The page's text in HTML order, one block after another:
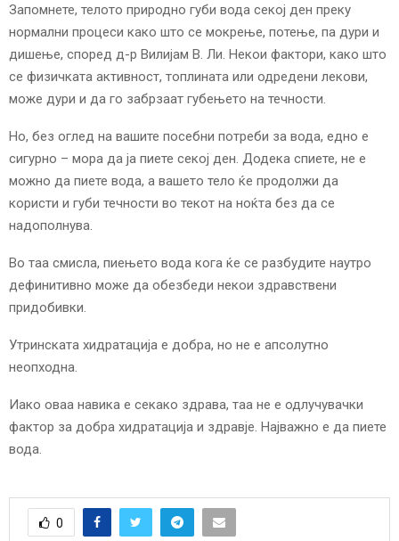
Запомнете, телото природно губи вода секој ден преку
нормални процеси како што се мокрење, потење, па дури и
дишење, според д-р Вилијам В. Ли. Некои фактори, како што
се физичката активност, топлината или одредени лекови,
може дури и да го забрзаат губењето на течности.
Но, без оглед на вашите посебни потреби за вода, едно е
сигурно – мора да ја пиете секој ден. Додека спиете, не е
можно да пиете вода, а вашето тело ќе продолжи да
користи и губи течности во текот на ноќта без да се
надополнува.
Во таа смисла, пиењето вода кога ќе се разбудите наутро
дефинитивно може да обезбеди некои здравствени
придобивки.
Утринската хидратација е добра, но не е апсолутно
неопходна.
Иако оваа навика е секако здрава, таа не е одлучувачки
фактор за добра хидратација и здравје. Најважно е да пиете
вода.
0